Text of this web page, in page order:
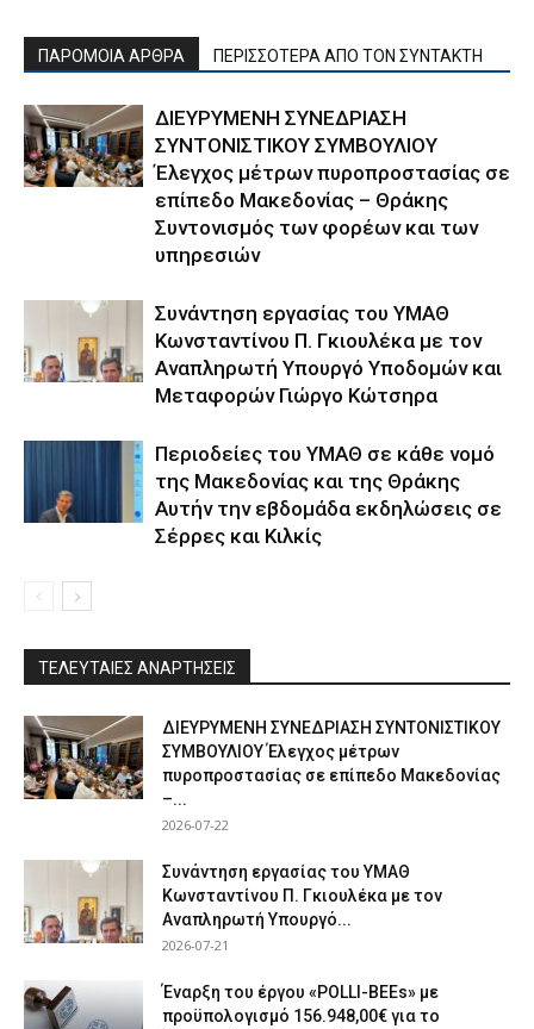
ΠΑΡΟΜΟΙΑ ΑΡΘΡΑ ΠΕΡΙΣΣΟΤΕΡΑ ΑΠΟ ΤΟΝ ΣΥΝΤΑΚΤΗ
ΔΙΕΥΡΥΜΕΝΗ ΣΥΝΕΔΡΙΑΣΗ
ΣΥΝΤΟΝΙΣΤΙΚΟΥ ΣΥΜΒΟΥΛΙΟΥ
Έλεγχος μέτρων πυροπροστασίας σε
επίπεδο Μακεδονίας – Θράκης
Συντονισμός των φορέων και των
υπηρεσιών
Συνάντηση εργασίας του ΥΜΑΘ
Κωνσταντίνου Π. Γκιουλέκα με τον
Αναπληρωτή Υπουργό Υποδομών και
Μεταφορών Γιώργο Κώτσηρα
Περιοδείες του ΥΜΑΘ σε κάθε νομό
της Μακεδονίας και της Θράκης
Αυτήν την εβδομάδα εκδηλώσεις σε
Σέρρες και Κιλκίς
ΤΕΛΕΥΤΑΙΕΣ ΑΝΑΡΤΗΣΕΙΣ
ΔΙΕΥΡΥΜΕΝΗ ΣΥΝΕΔΡΙΑΣΗ ΣΥΝΤΟΝΙΣΤΙΚΟΥ
ΣΥΜΒΟΥΛΙΟΥ Έλεγχος μέτρων
πυροπροστασίας σε επίπεδο Μακεδονίας
–...
2026-07-22
Συνάντηση εργασίας του ΥΜΑΘ
Κωνσταντίνου Π. Γκιουλέκα με τον
Αναπληρωτή Υπουργό...
2026-07-21
Έναρξη του έργου «POLLI-BEEs» με
προϋπολογισμό 156.948,00€ για το